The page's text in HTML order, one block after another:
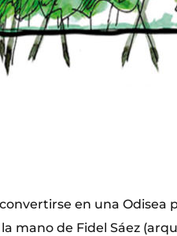
en una Odisea
mano de Fidel Sáez